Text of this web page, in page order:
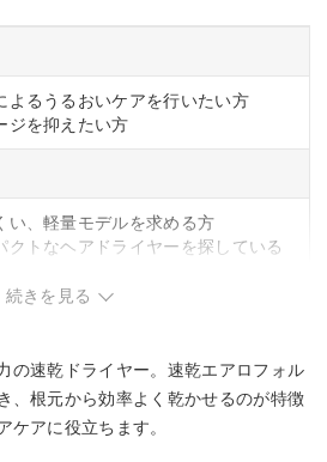
よるうるおいケアを行いたい方
ジを抑えたい方
い、軽量モデルを求める方
クトなヘアドライヤーを探している
続きを見る
の速乾ドライヤー。速乾エアロフォル
、根元から効率よく乾かせるのが特徴
ケアに役立ちます。